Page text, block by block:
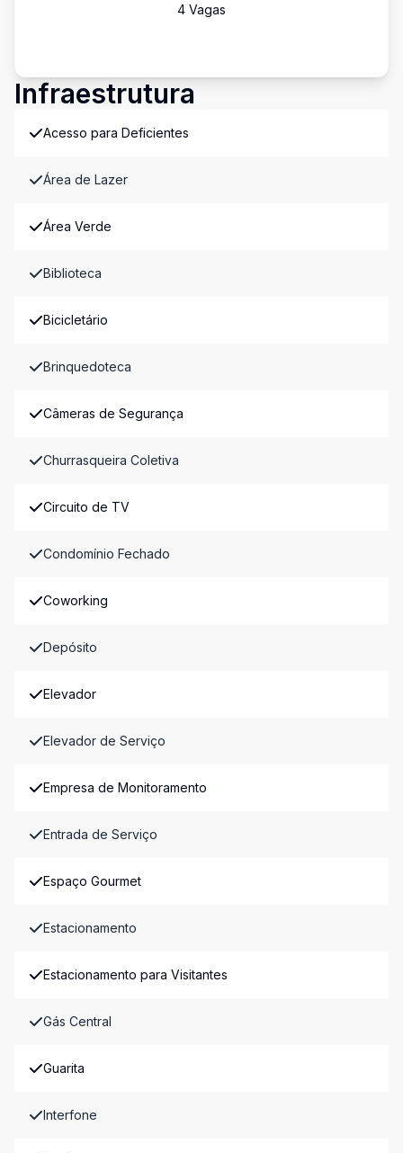
4 Vagas
Infraestrutura
Acesso para Deficientes
Área de Lazer
Área Verde
Biblioteca
Bicicletário
Brinquedoteca
Câmeras de Segurança
Churrasqueira Coletiva
Circuito de TV
Condomínio Fechado
Coworking
Depósito
Elevador
Elevador de Serviço
Empresa de Monitoramento
Entrada de Serviço
Espaço Gourmet
Estacionamento
Estacionamento para Visitantes
Gás Central
Guarita
Interfone